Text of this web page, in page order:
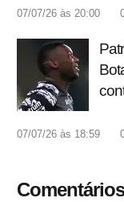
07/07/26 às 20:00
07/07/26 às 18:59
Comentários